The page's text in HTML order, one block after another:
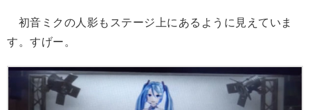
初音ミクの人影もステージ上にあるように見えていま
す。すげー。